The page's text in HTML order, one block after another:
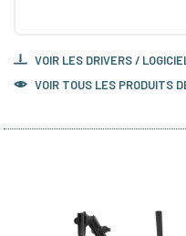
VOIR LES DRIVERS /
VOIR TOUS LES PRODUITS